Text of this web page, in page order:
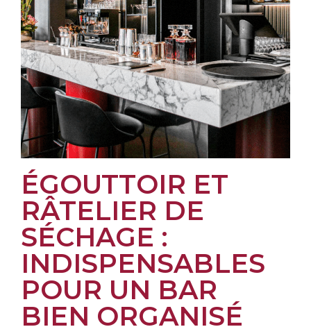
ÉGOUTTOIR ET
RÂTELIER DE
SÉCHAGE :
INDISPENSABLES
POUR UN BAR
BIEN ORGANISÉ